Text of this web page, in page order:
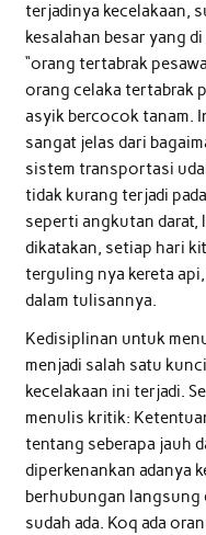
terjadinya kecelakaan,
kesalahan besar yang
“orang tertabrak
orang celaka tertabrak
asyik bercocok tanam.
sangat jelas dari
sistem transportasi
tidak kurang terjadi
seperti angkutan darat,
dikatakan, setiap hari
terguling nya kereta
dalam tulisannya.
Kedisiplinan untuk
menjadi salah satu
kecelakaan ini terjadi.
menulis kritik:
tentang seberapa jauh
diperkenankan adanya
berhubungan langsung
sudah ada. Koq ada